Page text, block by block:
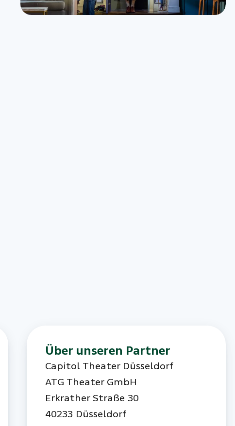
Über unseren Partner
Capitol Theater Düsseldorf
ATG Theater GmbH
Erkrather Straße 30
40233 Düsseldorf